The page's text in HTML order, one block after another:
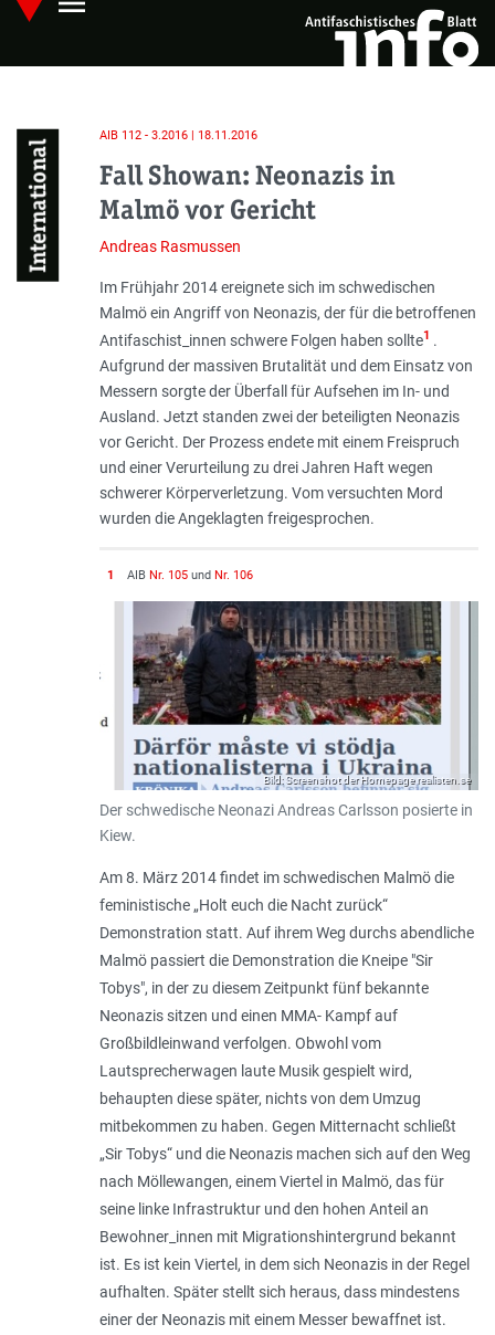
Skip
main
Hauptmenü öffnen
International
AIB 112 - 3.2016 | 18.11.2016
Fall Showan: Neonazis in
Malmö vor Gericht
Andreas Rasmussen
Einleitung
Im Frühjahr 2014 ereignete sich im schwedischen
Malmö ein Angriff von Neonazis, der für die betroffenen
Antifaschist_innen schwere Folgen haben sollte1 .
Aufgrund der massiven Brutalität und dem Einsatz von
Messern sorgte der Überfall für Aufsehen im In- und
Ausland. Jetzt standen zwei der beteiligten Neonazis
vor Gericht. Der Prozess endete mit einem Freispruch
und einer Verurteilung zu drei Jahren Haft wegen
schwerer Körperverletzung. Vom versuchten Mord
wurden die Angeklagten freigesprochen.
1 AIB Nr. 105und Nr. 106
Bild: Screenshot der Homepage realisten.se
Der schwedische Neonazi Andreas Carlsson posierte in
Kiew.
Am 8. März 2014 findet im schwedischen Malmö die
feministische „Holt euch die Nacht zurück“
Demonstration statt. Auf ihrem Weg durchs abendliche
Malmö passiert die Demonstration die Kneipe "Sir
Tobys", in der zu diesem Zeitpunkt fünf bekannte
Neonazis sitzen und einen MMA- Kampf auf
Großbildleinwand verfolgen. Obwohl vom
Lautsprecherwagen laute Musik gespielt wird,
behaupten diese später, nichts von dem Umzug
mitbekommen zu haben. Gegen Mitternacht schließt
„Sir Tobys“ und die Neonazis machen sich auf den Weg
nach Möllewangen, einem Viertel in Malmö, das für
seine linke Infrastruktur und den hohen Anteil an
Bewohner_innen mit Migrationshintergrund bekannt
ist. Es ist kein Viertel, in dem sich Neonazis in der Regel
aufhalten. Später stellt sich heraus, dass mindestens
einer der Neonazis mit einem Messer bewaffnet ist.